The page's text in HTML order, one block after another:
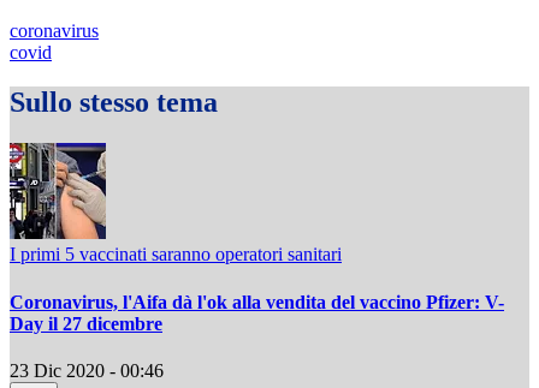
coronavirus
covid
Sullo stesso tema
I primi 5 vaccinati saranno operatori sanitari
Coronavirus, l'Aifa dà l'ok alla vendita del vaccino Pfizer: V-
Day il 27 dicembre
23 Dic 2020 - 00:46